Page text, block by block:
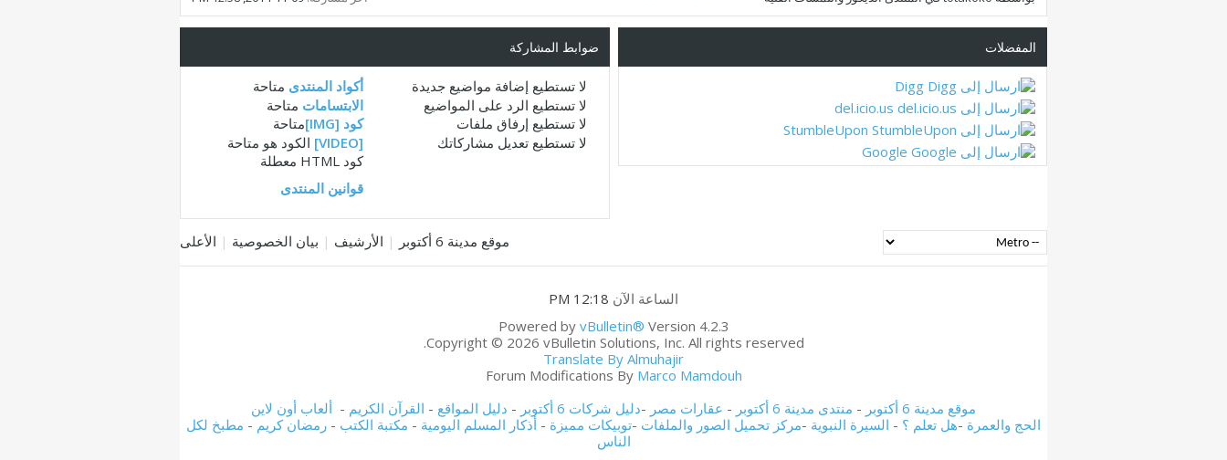
المفضلات
Digg
del.icio.us
StumbleUpon
Google
ضوابط المشاركة
لا تستطيع إضافة مواضيع جديدة
لا تستطيع الرد على المواضيع
لا تستطيع إرفاق ملفات
لا تستطيع تعديل مشاركاتك
أكواد المنتدى متاحة
الابتسامات متاحة
كود [IMG]
متاحة
[VIDEO]
الكود هو متاحة
كود HTML
معطلة
قوانين المنتدى
موقع مدينة 6 أكتوبر | الأرشيف | بيان الخصوصية | الأعلى
الساعة الآن 12:18 PM
Powered by vBulletin® Version 4.2.3
Copyright © 2026 vBulletin Solutions, Inc. All rights reserved.
Translate By Almuhajir
Forum Modifications By Marco Mamdouh
موقع مدينة 6 أكتوبر
- منتدى مدينة 6 أكتوبر - عقارات مصر -دليل شركات 6 أكتوبر - دليل المواقع - القرآن الكريم - ألعاب أون لاين
الحج والعمرة -هل تعلم ؟ - السيرة النبوية -مركز تحميل الصور والملفات -توبيكات مميزة - أذكار المسلم اليومية - مكتبة الكتب - رمضان كريم - مطبخ لكل
الناس